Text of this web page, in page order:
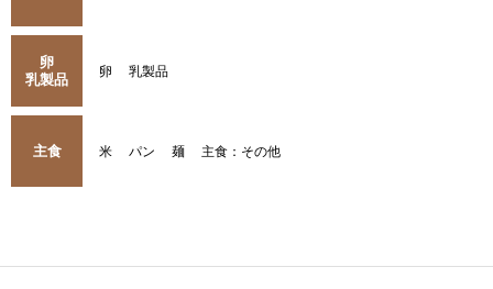
卵
乳製品
卵 乳製品
主食 米 パン 麺 主食：その他